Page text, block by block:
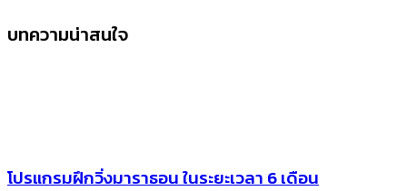
บทความน่าสนใจ
โปรแกรมฝึกวิ่งมาราธอน ในระยะเวลา 6 เดือน